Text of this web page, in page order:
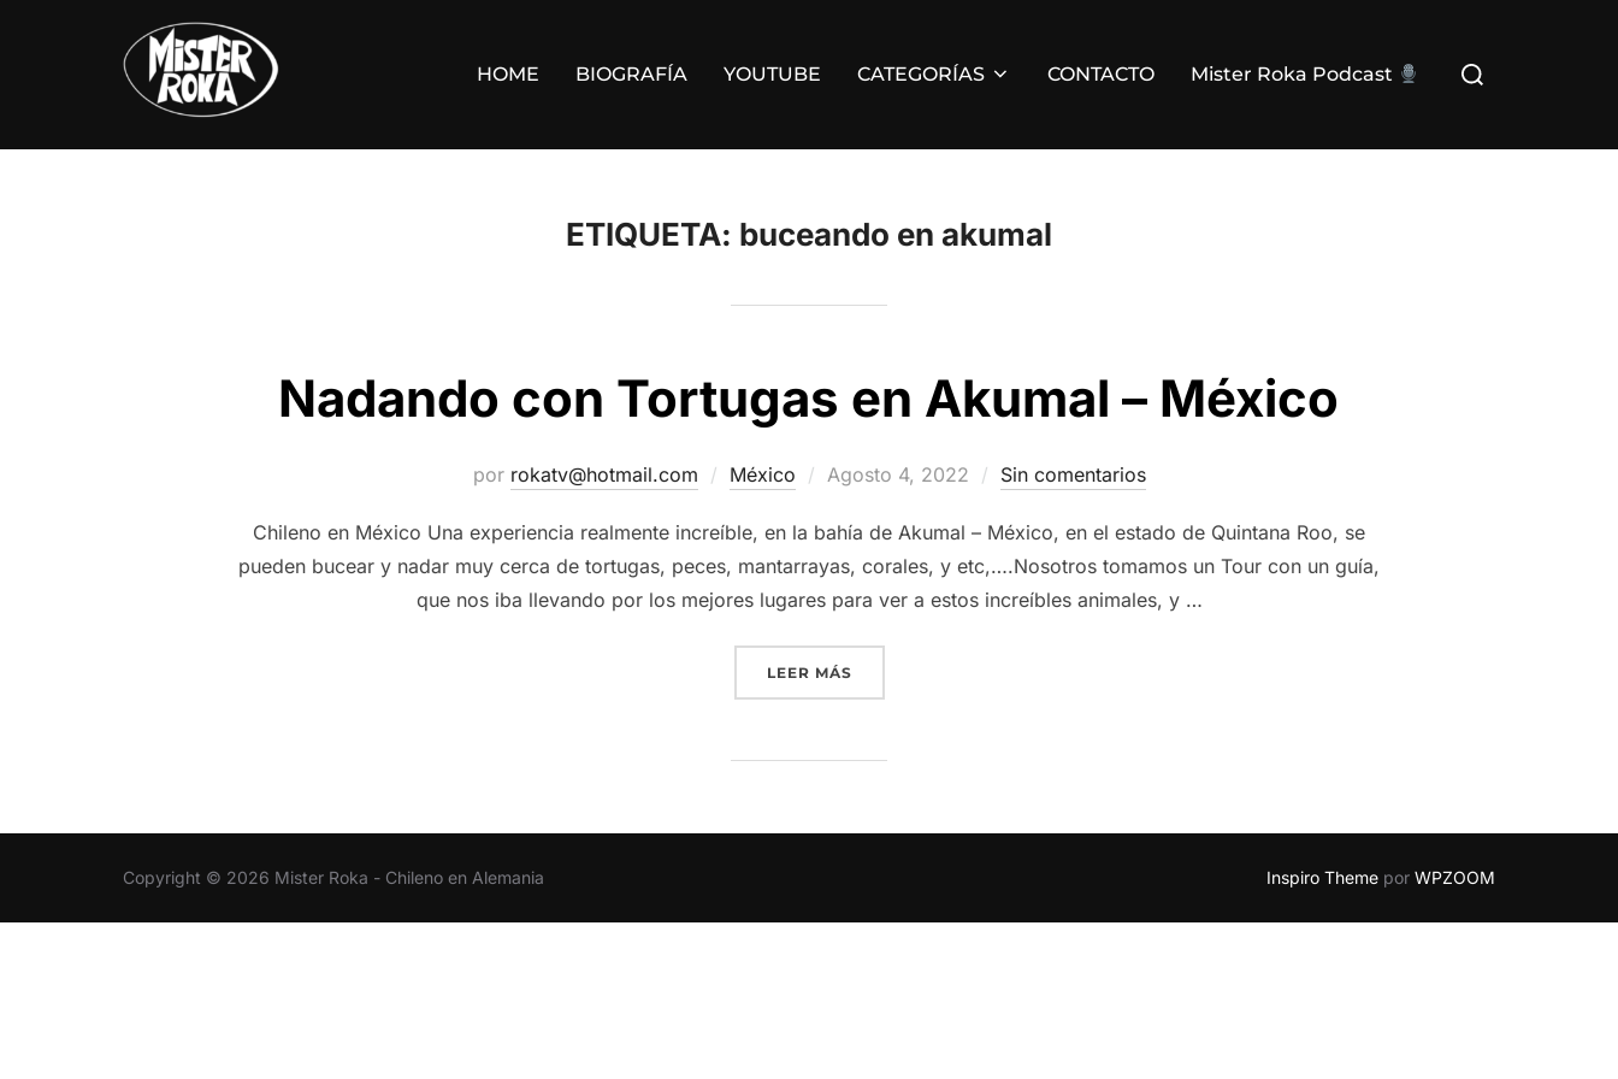
HOME BIOGRAFÍA YOUTUBE CATEGORÍAS CONTACTO Mister Roka Podcast
Buscar:
ETIQUETA: buceando en akumal
Nadando con Tortugas en Akumal – México
por rokatv@hotmail.com México
Publicado
Agosto 4, 2022 Sin comentarios
Chileno en México Una experiencia realmente increíble, en la bahía de Akumal – México, en el estado de Quintana Roo, se
pueden bucear y nadar muy cerca de tortugas, peces, mantarrayas, corales, y etc,….Nosotros tomamos un Tour con un guía,
que nos iba llevando por los mejores lugares para ver a estos increíbles animales, y …
LEER MÁS“NADANDO CON TORTUGAS EN AKUMAL – MÉXICO”
Copyright © 2026 Mister Roka - Chileno en Alemania Inspiro Theme por WPZOOM